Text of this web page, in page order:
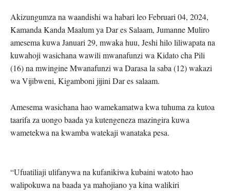
Akizungumza na waandishi wa habari leo Februari 04, 2024,
Kamanda Kanda Maalum ya Dar es Salaam, Jumanne Muliro
amesema kuwa Januari 29, mwaka huu, Jeshi hilo liliwapata na
kuwahoji wasichana wawili mwanafunzi wa Kidato cha Pili
(16) na mwingine Mwanafunzi wa Darasa la saba (12) wakazi
wa Vijibweni, Kigamboni jijini Dar es salaam.
Amesema wasichana hao wamekamatwa kwa tuhuma za kutoa
taarifa za uongo baada ya kutengeneza mazingira kuwa
wametekwa na kwamba watekaji wanataka pesa.
“Ufuatiliaji ulifanywa na kufanikiwa kubaini watoto hao
walipokuwa na baada ya mahojiano ya kina walikiri